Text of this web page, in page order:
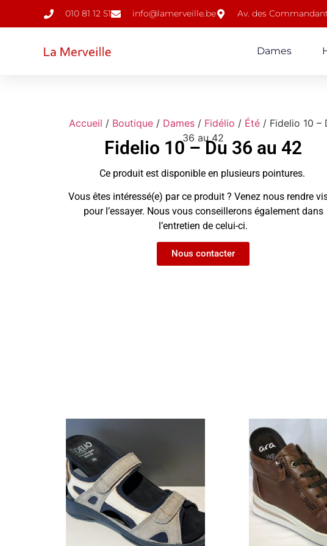
010 81 12 51 info@lamerveille.be Av. des
Dames
Accueil / Boutique / Dames / Fidélio / Été / Fidelio 10 –
36 au 42
Fidelio 10 – Du 36 au 42
Ce produit est disponible en plusieurs pointures.
Vous êtes intéressé(e) par ce produit ? Venez nous rendre
pour l’essayer. Nous vous conseillerons également dans
l’entretien de celui-ci.
Nous contacter
Ces